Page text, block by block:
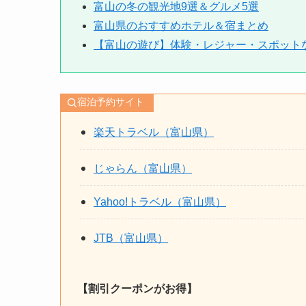
富山の冬の観光地9選＆グルメ5選
富山県のおすすめホテル＆宿まとめ
【富山の遊び】体験・レジャー・スポット
宿泊予約サイト
楽天トラベル（富山県）
じゃらん（富山県）
Yahoo!トラベル（富山県）
JTB（富山県）
【割引クーポンがお得】